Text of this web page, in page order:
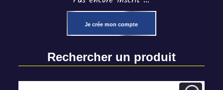
Je crée mon compte
Rechercher un produit